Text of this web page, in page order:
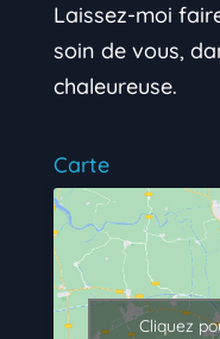
Laissez-moi
soin de vous,
chaleureuse.
Carte
Cliquez